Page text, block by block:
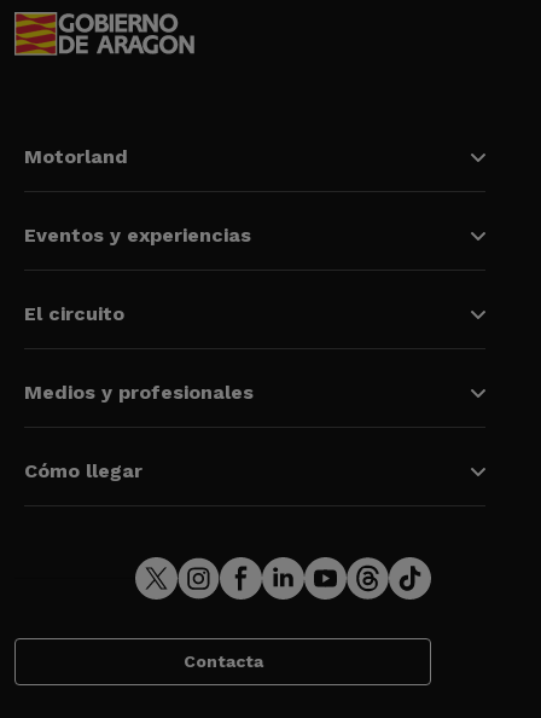
Motorland
Eventos y experiencias
El circuito
Medios y profesionales
Cómo llegar
Contacta